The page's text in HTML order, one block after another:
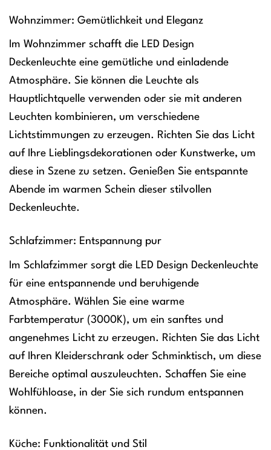
Wohnzimmer: Gemütlichkeit und Eleganz
Im Wohnzimmer schafft die LED Design
Deckenleuchte eine gemütliche und einladende
Atmosphäre. Sie können die Leuchte als
Hauptlichtquelle verwenden oder sie mit anderen
Leuchten kombinieren, um verschiedene
Lichtstimmungen zu erzeugen. Richten Sie das Licht
auf Ihre Lieblingsdekorationen oder Kunstwerke, um
diese in Szene zu setzen. Genießen Sie entspannte
Abende im warmen Schein dieser stilvollen
Deckenleuchte.
Schlafzimmer: Entspannung pur
Im Schlafzimmer sorgt die LED Design Deckenleuchte
für eine entspannende und beruhigende
Atmosphäre. Wählen Sie eine warme
Farbtemperatur (3000K), um ein sanftes und
angenehmes Licht zu erzeugen. Richten Sie das Licht
auf Ihren Kleiderschrank oder Schminktisch, um diese
Bereiche optimal auszuleuchten. Schaffen Sie eine
Wohlfühloase, in der Sie sich rundum entspannen
können.
Küche: Funktionalität und Stil